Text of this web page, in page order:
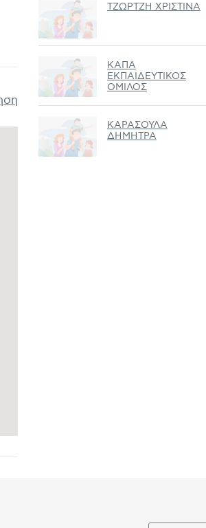
ΤΖΩΡΤΖΗ ΧΡΙΣΤΙΝΑ
ΚΑΠΑ
ΕΚΠΑΙΔΕΥΤΙΚΟΣ
ΟΜΙΛΟΣ
ΚΑΡΑΣΟΥΛΑ
ΔΗΜΗΤΡΑ